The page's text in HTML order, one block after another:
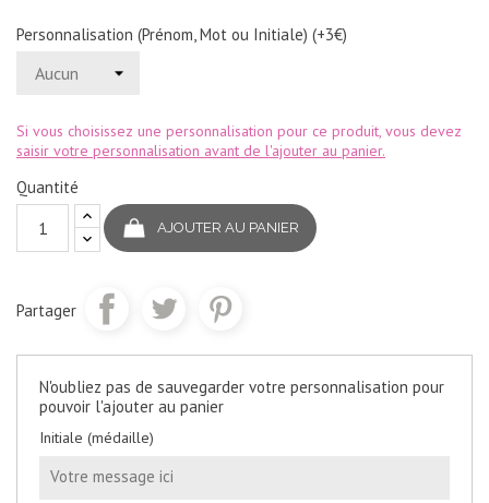
Personnalisation (Prénom, Mot ou Initiale) (+3€)
Si vous choisissez une personnalisation pour ce produit, vous devez
saisir votre personnalisation avant de l'ajouter au panier.
Quantité
AJOUTER AU PANIER
Partager
N'oubliez pas de sauvegarder votre personnalisation pour
pouvoir l'ajouter au panier
Initiale (médaille)